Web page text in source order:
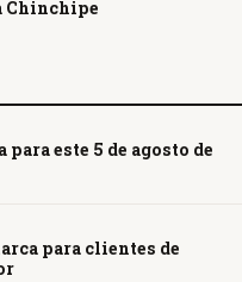
Chinchipe
este 5 de agosto de
para clientes de